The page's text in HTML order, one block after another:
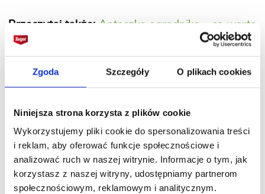
Zgoda Szczegóły O plikach cookies
Niniejsza strona korzysta z plików cookie
Wykorzystujemy pliki cookie do spersonalizowania treści
i reklam, aby oferować funkcje społecznościowe i
analizować ruch w naszej witrynie. Informacje o tym, jak
korzystasz z naszej witryny, udostępniamy partnerom
społecznościowym, reklamowym i analitycznym.
Przeczytaj także: Apteczka ogrodnika – co warto
w niej mieć
Choroby/Miesiące Lipiec Sierpień
Brunatna
zgnilizna drzew
pestkowych
Usuwać
porażone owoce.
Ciąć czereśnie
w czasie
owocowania
Ciąć czereśnie
w czasie
owocowania